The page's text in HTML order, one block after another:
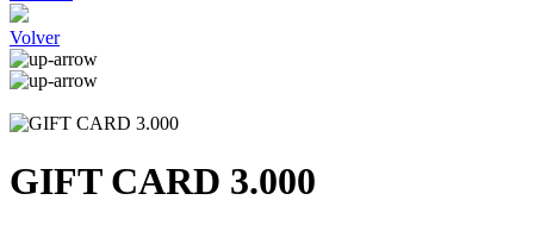
Volver
GIFT CARD 3.000